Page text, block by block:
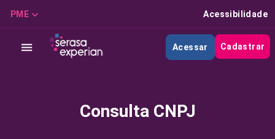
PME Acessibilidade
Acessar Cadastrar
Consulta CNPJ